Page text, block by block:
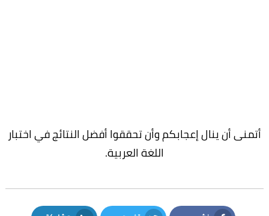
أتمنى أن ينال إعجابكم وأن تحققوا أفضل النتائج في اختبار
اللغة العربية.